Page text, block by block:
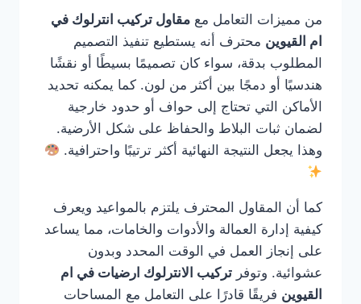
من مميزات التعامل مع مقاول تركيب انترلوك في
ام القيوين محترف أنه يستطيع تنفيذ التصميم
المطلوب بدقة، سواء كان تصميمًا بسيطًا أو نقشًا
هندسيًا أو دمجًا بين أكثر من لون. كما يمكنه تحديد
الأماكن التي تحتاج إلى حواف أو حدود خارجية
لضمان ثبات البلاط والحفاظ على شكل الأرضية.
وهذا يجعل النتيجة النهائية أكثر ترتيبًا واحترافية.
كما أن المقاول المحترف يلتزم بالمواعيد ويعرف
كيفية إدارة العمالة والأدوات والخامات، مما يساعد
على إنجاز العمل في الوقت المحدد وبدون
عشوائية. وتوفر تركيب الانترلوك ارضيات في ام
القيوين فريقًا قادرًا على التعامل مع المساحات